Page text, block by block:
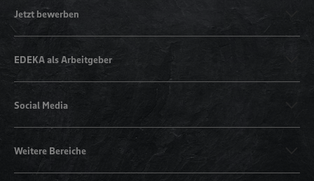
Jetzt bewerben
EDEKA als Arbeitgeber
Social Media
Weitere Bereiche